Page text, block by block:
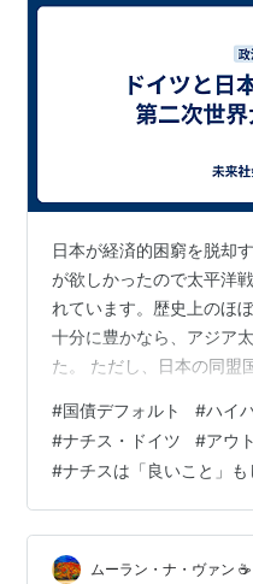
日本が経済的困窮を脱却
が欲しかったので太平洋
れています。歴史上のほ
十分に豊かなら、アジア
た。 ただし、日本の同盟
せんでした。 ナチス・ド
れ上がった失業者をゼロ
在も国中に張り巡らされ
ツの唯一の「功績」だと
「検証ナチスは『良いこ
也著・田野大輔著、岩波
#国債デフォルト #ハイ
#ナチス・ドイツ #アウ
#ナチスは「良いこと」も
ムーラン・ナ・ヴァン ☕️